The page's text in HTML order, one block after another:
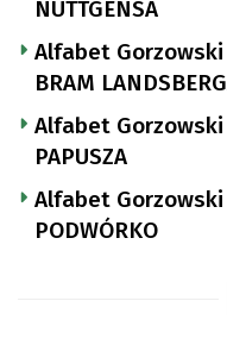
NUTTGENSA
Alfabet Gorzowski
BRAM
Alfabet Gorzowski
PAPUSZA
Alfabet Gorzowski
PODWÓRKO